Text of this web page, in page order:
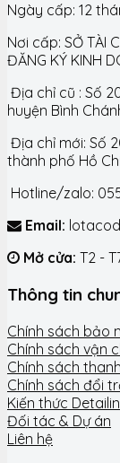
Ngày cấp: 12
Nơi cấp: SỞ TÀI
ĐĂNG KÝ KINH
Địa chỉ cũ : Số
huyện Bình
Địa chỉ mới: Số
thành phố Hồ
Hotline/zalo:
Email:
Mở cửa: T2 -
Thông tin
Chính sách bảo
Chính sách vận
Chính sách
Chính sách đổi
Kiến thức
Đối tác & Dự án
Liên hệ